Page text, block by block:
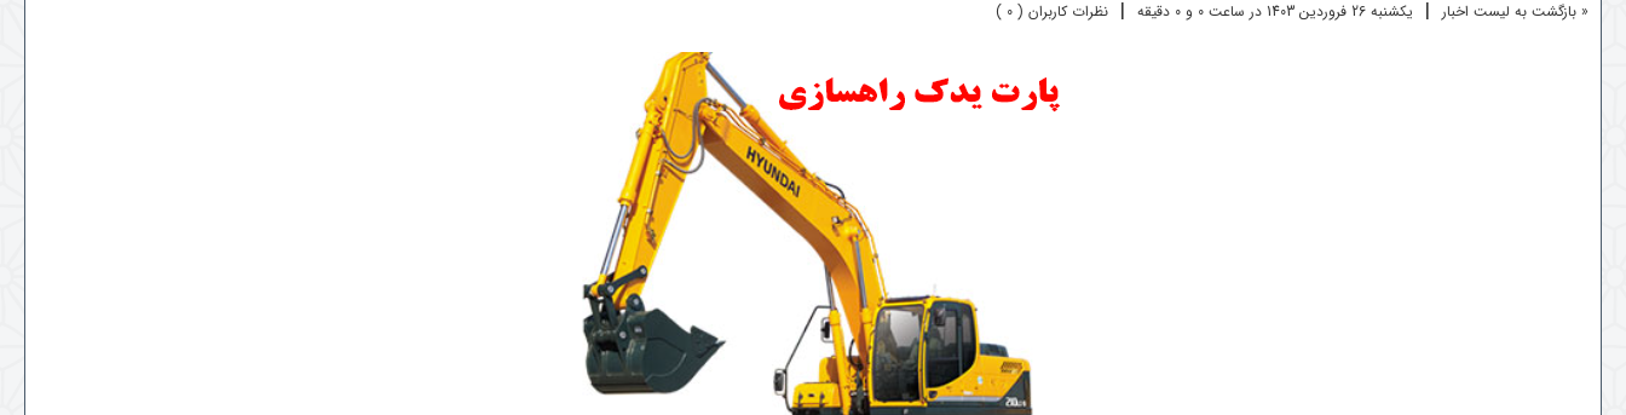
« بازگشت به لیست اخبار | یکشنبه 26 فروردين 1403 در ساعت 0 و 0 دقیقه | نظرات کاربران ( 0 )